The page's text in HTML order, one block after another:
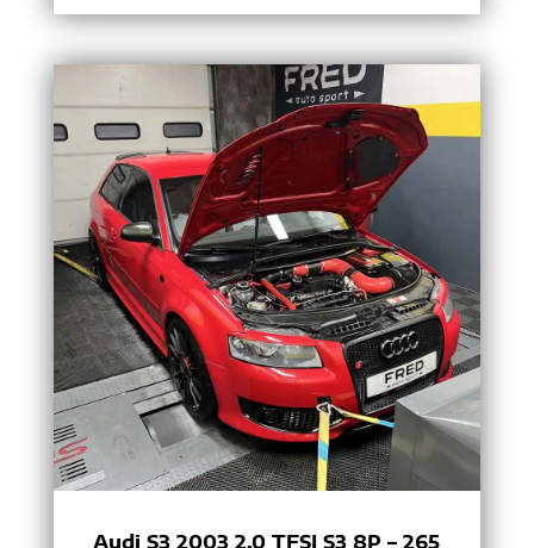
Audi S3 2003 2.0 TFSI S3 8P – 265